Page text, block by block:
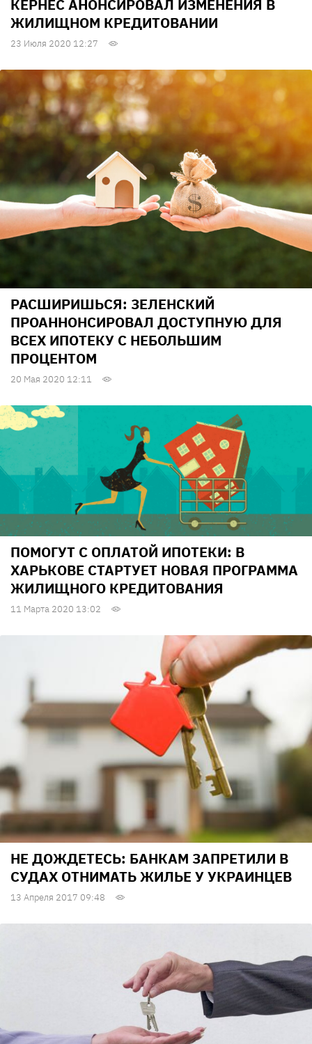
КЕРНЕС АНОНСИРОВАЛ ИЗМЕНЕНИЯ В
ЖИЛИЩНОМ КРЕДИТОВАНИИ
23 Июля 2020 12:27
РАСШИРИШЬСЯ: ЗЕЛЕНСКИЙ
ПРОАННОНСИРОВАЛ ДОСТУПНУЮ ДЛЯ
ВСЕХ ИПОТЕКУ С НЕБОЛЬШИМ
ПРОЦЕНТОМ
20 Мая 2020 12:11
ПОМОГУТ С ОПЛАТОЙ ИПОТЕКИ: В
ХАРЬКОВЕ СТАРТУЕТ НОВАЯ ПРОГРАММА
ЖИЛИЩНОГО КРЕДИТОВАНИЯ
11 Марта 2020 13:02
НЕ ДОЖДЕТЕСЬ: БАНКАМ ЗАПРЕТИЛИ В
СУДАХ ОТНИМАТЬ ЖИЛЬЕ У УКРАИНЦЕВ
13 Апреля 2017 09:48